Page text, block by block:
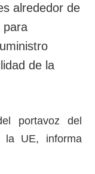
alrededor de
para
de la
portavoz del
la UE, informa